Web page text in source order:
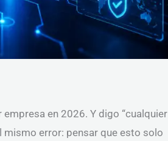
en 2026. Y digo “cualquier
error: pensar que esto solo